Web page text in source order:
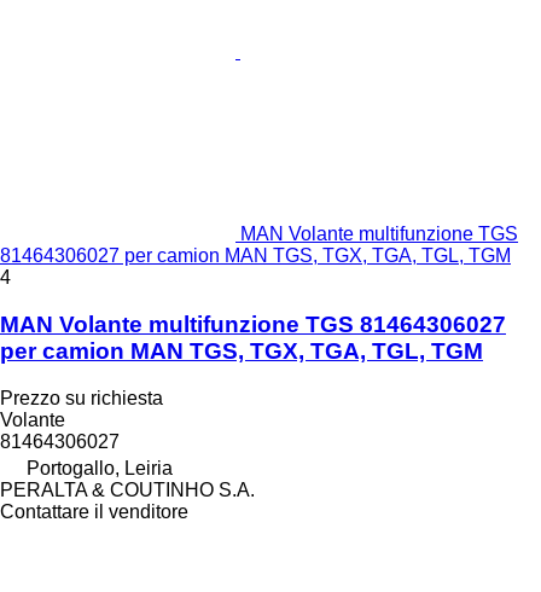
MAN Volante multifunzione TGS
81464306027 per camion MAN TGS, TGX, TGA, TGL, TGM
4
MAN Volante multifunzione TGS 81464306027
per camion MAN TGS, TGX, TGA, TGL, TGM
Prezzo su richiesta
Volante
81464306027
Portogallo, Leiria
PERALTA & COUTINHO S.A.
Contattare il venditore